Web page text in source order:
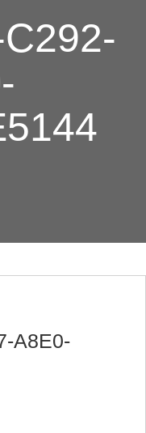
A8E0-